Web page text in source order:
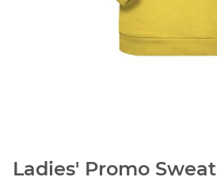
Ladies' Promo Sweat